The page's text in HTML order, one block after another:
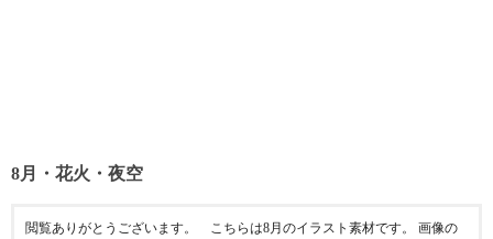
8月・花火・夜空
閲覧ありがとうございます。⠀ こちらは8月のイラスト素材です。 画像の